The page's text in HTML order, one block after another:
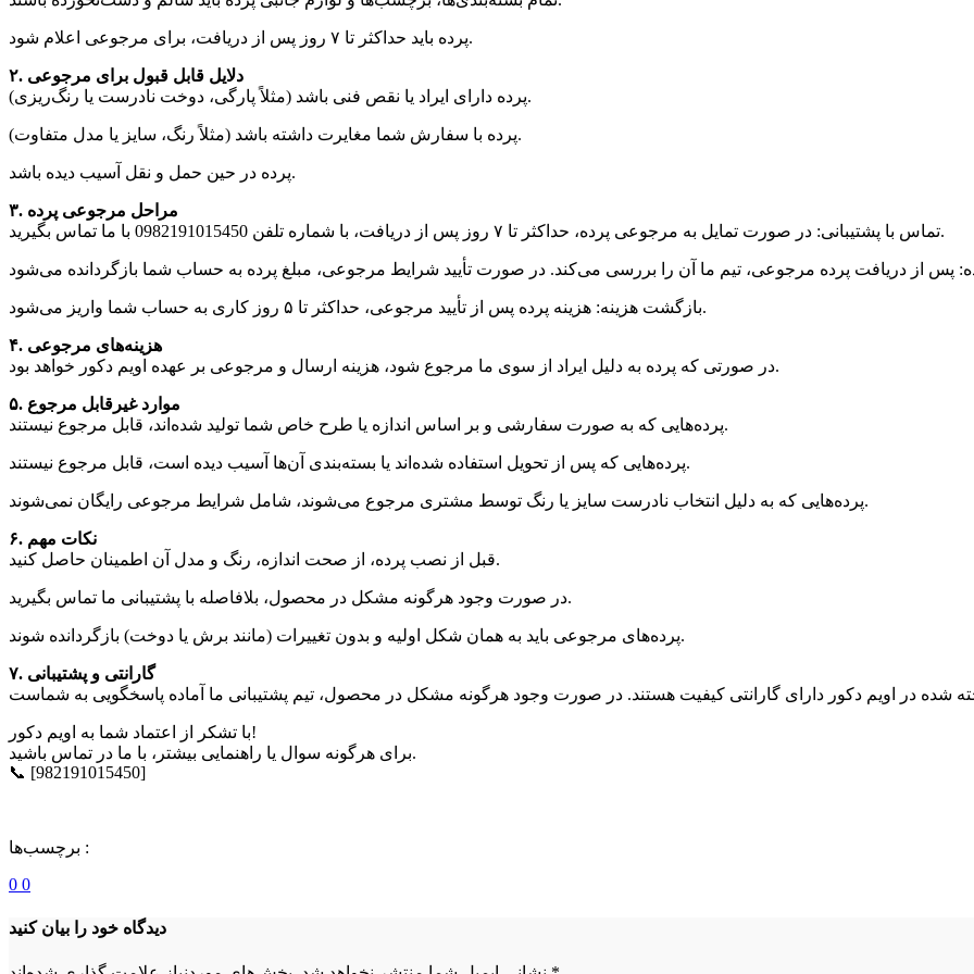
پرده باید حداکثر تا ۷ روز پس از دریافت، برای مرجوعی اعلام شود.
۲. دلایل قابل قبول برای مرجوعی
پرده دارای ایراد یا نقص فنی باشد (مثلاً پارگی، دوخت نادرست یا رنگ‌ریزی).
پرده با سفارش شما مغایرت داشته باشد (مثلاً رنگ، سایز یا مدل متفاوت).
پرده در حین حمل و نقل آسیب دیده باشد.
۳. مراحل مرجوعی پرده
تماس با پشتیبانی: در صورت تمایل به مرجوعی پرده، حداکثر تا ۷ روز پس از دریافت، با شماره تلفن 0982191015450 با ما تماس بگیرید.
بازگشت هزینه: هزینه پرده پس از تأیید مرجوعی، حداکثر تا ۵ روز کاری به حساب شما واریز می‌شود.
۴. هزینه‌های مرجوعی
در صورتی که پرده به دلیل ایراد از سوی ما مرجوع شود، هزینه ارسال و مرجوعی بر عهده اویم دکور خواهد بود.
۵. موارد غیرقابل مرجوع
پرده‌هایی که به صورت سفارشی و بر اساس اندازه یا طرح خاص شما تولید شده‌اند، قابل مرجوع نیستند.
پرده‌هایی که پس از تحویل استفاده شده‌اند یا بسته‌بندی آن‌ها آسیب دیده است، قابل مرجوع نیستند.
پرده‌هایی که به دلیل انتخاب نادرست سایز یا رنگ توسط مشتری مرجوع می‌شوند، شامل شرایط مرجوعی رایگان نمی‌شوند.
۶. نکات مهم
قبل از نصب پرده، از صحت اندازه، رنگ و مدل آن اطمینان حاصل کنید.
در صورت وجود هرگونه مشکل در محصول، بلافاصله با پشتیبانی ما تماس بگیرید.
پرده‌های مرجوعی باید به همان شکل اولیه و بدون تغییرات (مانند برش یا دوخت) بازگردانده شوند.
۷. گارانتی و پشتیبانی
با تشکر از اعتماد شما به اویم دکور!
برای هرگونه سوال یا راهنمایی بیشتر، با ما در تماس باشید.
📞 [982191015450]
برچسب‌ها :
0 0
دیدگاه خود را بیان کنید